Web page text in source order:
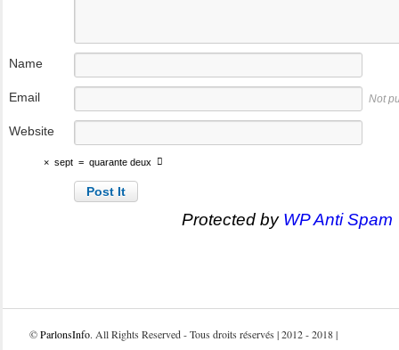
Name
Email Not
Website
× sept = quarante deux
Protected by WP Anti Spam
©ParlonsInfo. All Rights Reserved - Tous droits réservés | 2012 - 2018 |